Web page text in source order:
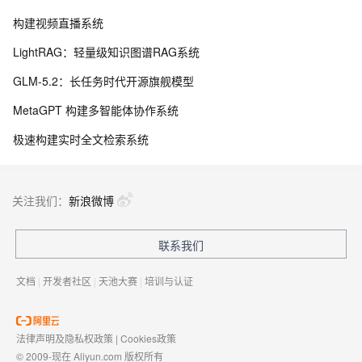
构建视频直播系统
LightRAG：轻量级知识图谱RAG系统
GLM-5.2：长任务时代开源旗舰模型
MetaGPT 构建多智能体协作系统
极速构建实时全文检索系统
关注我们： 新浪微博
联系我们
文档 | 开发者社区 | 天池大赛 | 培训与认证
法律声明及隐私权政策 | Cookies政策
© 2009-现在 Aliyun.com 版权所有